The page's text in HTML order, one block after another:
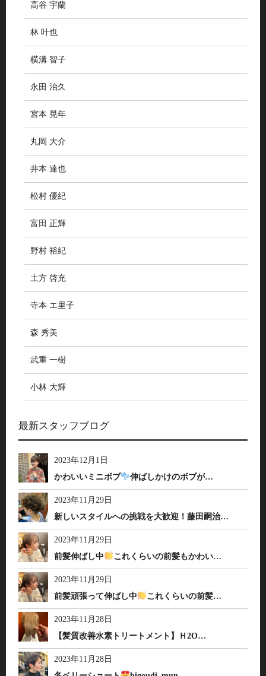
高谷 宇蘭
林 叶也
横溝 智子
永田 治久
宮本 晃年
丸岡 大介
井本 達也
松村 優紀
富田 正輝
野村 裕紀
土方 啓充
寺本 エ里子
森 秀美
武重 一樹
小林 大輝
最新スタッフブログ
2023年12月1日
かわいいミニボブ
伸ばしかけのボブが…
2023年11月29日
新しいスタイルへの挑戦を大歓迎！藤田嗣治…
2023年11月29日
前髪伸ばし中
これくらいの前髪もかわい…
2023年11月29日
前髪頑張って伸ばし中
これくらいの前髪…
2023年11月28日
【髪質改善水素トリートメント】Ｈ2O…
2023年11月28日